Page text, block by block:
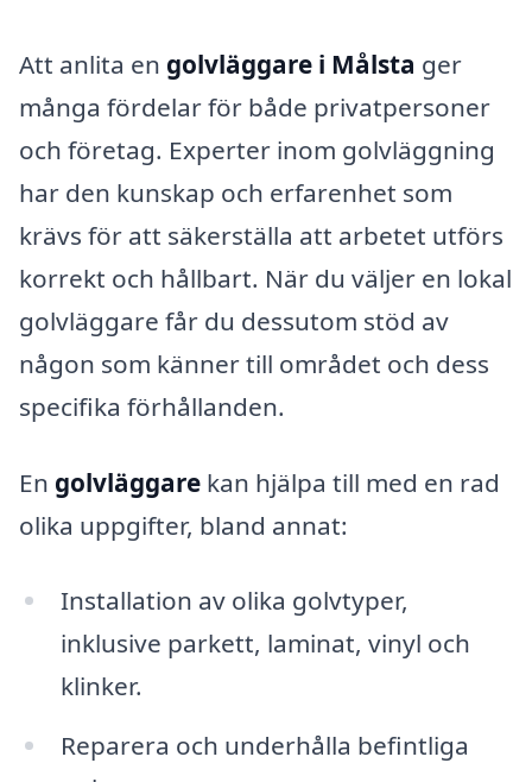
Att anlita en golvläggare i Målsta ger
många fördelar för både privatpersoner
och företag. Experter inom golvläggning
har den kunskap och erfarenhet som
krävs för att säkerställa att arbetet utförs
korrekt och hållbart. När du väljer en lokal
golvläggare får du dessutom stöd av
någon som känner till området och dess
specifika förhållanden.
En golvläggare kan hjälpa till med en rad
olika uppgifter, bland annat:
Installation av olika golvtyper,
inklusive parkett, laminat, vinyl och
klinker.
Reparera och underhålla befintliga